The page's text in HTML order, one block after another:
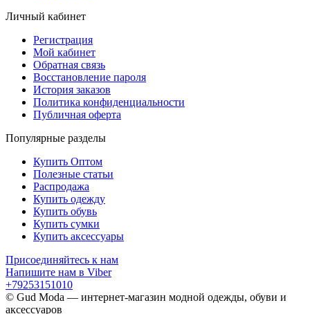
Личный кабинет
Регистрация
Мой кабинет
Обратная связь
Восстановление пароля
История заказов
Политика конфиденциальности
Публичная оферта
Популярные разделы
Купить Оптом
Полезные статьи
Распродажа
Купить одежду
Купить обувь
Купить сумки
Купить аксессуары
Присоединяйтесь к нам
Напишите нам в Viber
+79253151010
© Gud Moda — интернет-магазин модной одежды, обуви и
аксессуаров